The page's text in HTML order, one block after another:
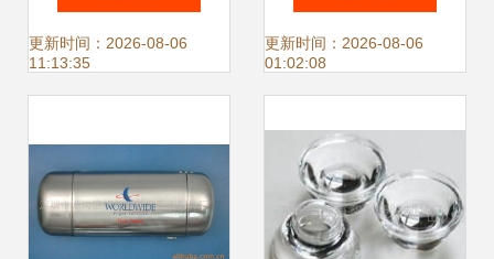
电，照亮黑夜的科
更新时间：2026-08-06
11:13:35
与不连体的光学性
更新时间：2026-08-06
01:02:08